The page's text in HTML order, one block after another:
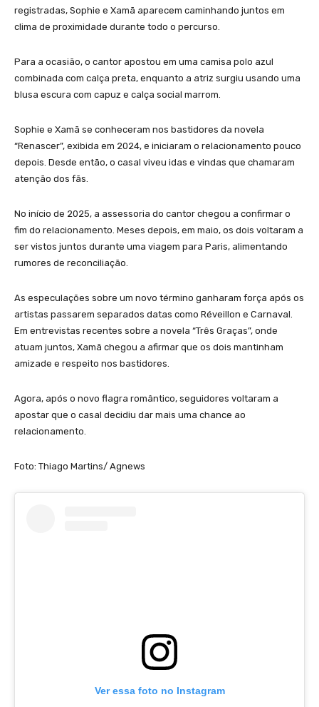
registradas, Sophie e Xamã aparecem caminhando juntos em
clima de proximidade durante todo o percurso.
Para a ocasião, o cantor apostou em uma camisa polo azul
combinada com calça preta, enquanto a atriz surgiu usando uma
blusa escura com capuz e calça social marrom.
Sophie e Xamã se conheceram nos bastidores da novela
“Renascer”, exibida em 2024, e iniciaram o relacionamento pouco
depois. Desde então, o casal viveu idas e vindas que chamaram
atenção dos fãs.
No início de 2025, a assessoria do cantor chegou a confirmar o
fim do relacionamento. Meses depois, em maio, os dois voltaram a
ser vistos juntos durante uma viagem para Paris, alimentando
rumores de reconciliação.
As especulações sobre um novo término ganharam força após os
artistas passarem separados datas como Réveillon e Carnaval.
Em entrevistas recentes sobre a novela “Três Graças”, onde
atuam juntos, Xamã chegou a afirmar que os dois mantinham
amizade e respeito nos bastidores.
Agora, após o novo flagra romântico, seguidores voltaram a
apostar que o casal decidiu dar mais uma chance ao
relacionamento.
Foto: Thiago Martins/ Agnews
Ver essa foto no Instagram